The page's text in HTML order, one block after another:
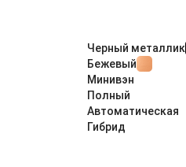
Черный металлик
Бежевый
Минивэн
Полный
Автоматическая
Гибрид